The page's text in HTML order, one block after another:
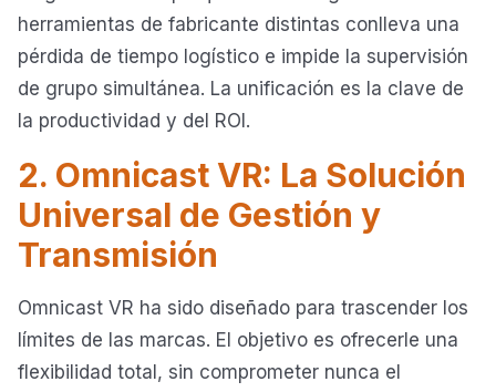
herramientas de fabricante distintas conlleva una
pérdida de tiempo logístico e impide la supervisión
de grupo simultánea. La unificación es la clave de
la productividad y del ROI.
2. Omnicast VR: La Solución
Universal de Gestión y
Transmisión
Omnicast VR ha sido diseñado para trascender los
límites de las marcas. El objetivo es ofrecerle una
flexibilidad total, sin comprometer nunca el